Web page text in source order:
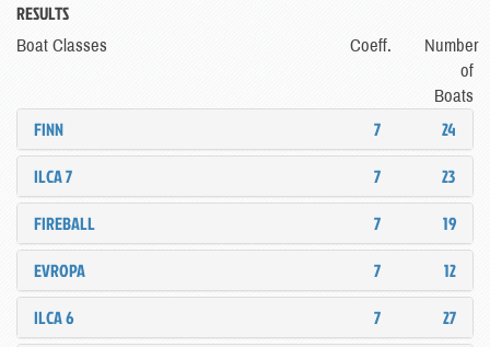
RESULTS
Boat Classes Coeff.
Number
of
Boats
FINN 7
24
ILCA 7
7
23
FIREBALL
7
19
EVROPA
7
12
ILCA 6
7
27